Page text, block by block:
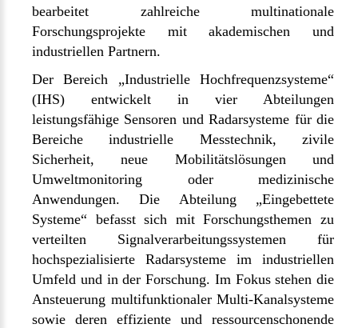
bearbeitet zahlreiche multinationale
Forschungsprojekte mit akademischen und
industriellen Partnern.
Der Bereich „Industrielle Hochfrequenzsysteme“
(IHS) entwickelt in vier Abteilungen
leistungsfähige Sensoren und Radarsysteme für die
Bereiche industrielle Messtechnik, zivile
Sicherheit, neue Mobilitätslösungen und
Umweltmonitoring oder medizinische
Anwendungen. Die Abteilung „Eingebettete
Systeme“ befasst sich mit Forschungsthemen zu
verteilten Signalverarbeitungssystemen für
hochspezialisierte Radarsysteme im industriellen
Umfeld und in der Forschung. Im Fokus stehen die
Ansteuerung multifunktionaler Multi-Kanalsysteme
sowie deren effiziente und ressourcenschonende